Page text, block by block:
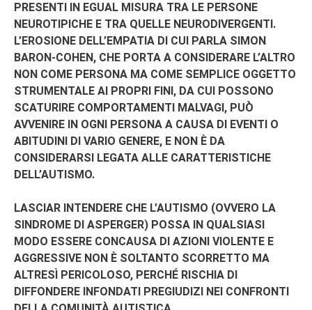
PRESENTI IN EGUAL MISURA TRA LE PERSONE
NEUROTIPICHE E TRA QUELLE NEURODIVERGENTI.
L’EROSIONE DELL’EMPATIA DI CUI PARLA SIMON
BARON-COHEN, CHE PORTA A CONSIDERARE L’ALTRO
NON COME PERSONA MA COME SEMPLICE OGGETTO
STRUMENTALE AI PROPRI FINI, DA CUI POSSONO
SCATURIRE COMPORTAMENTI MALVAGI, PUÒ
AVVENIRE IN OGNI PERSONA A CAUSA DI EVENTI O
ABITUDINI DI VARIO GENERE, E NON È DA
CONSIDERARSI LEGATA ALLE CARATTERISTICHE
DELL’AUTISMO.
LASCIAR INTENDERE CHE L’AUTISMO (OVVERO LA
SINDROME DI ASPERGER) POSSA IN QUALSIASI
MODO ESSERE CONCAUSA DI AZIONI VIOLENTE E
AGGRESSIVE NON È SOLTANTO SCORRETTO MA
ALTRESÌ PERICOLOSO, PERCHÉ RISCHIA DI
DIFFONDERE INFONDATI PREGIUDIZI NEI CONFRONTI